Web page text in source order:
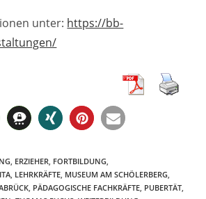
unter: https://bb-
ERZIEHER FORTBILDUNG
LEHRKRÄFTE MUSEUM AM SCHÖLERBERG
PÄDAGOGISCHE FACHKRÄFTE PUBERTÄT